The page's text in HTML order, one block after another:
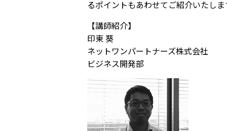
るポイントもあわせてご紹介いたしま
【講師紹介】
印東 葵
ネットワンパートナーズ株式会社
ビジネス開発部